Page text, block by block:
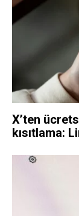
X’ten
kısıtlama: